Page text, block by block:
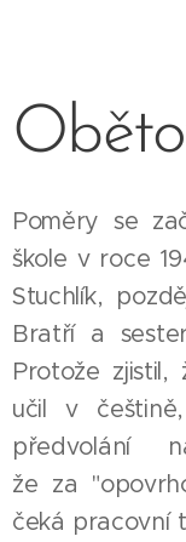
Poměry se
škole v roce
Stuchlík,
Bratří a
Protože
učil v
předvolání
že za
čeká pracovní